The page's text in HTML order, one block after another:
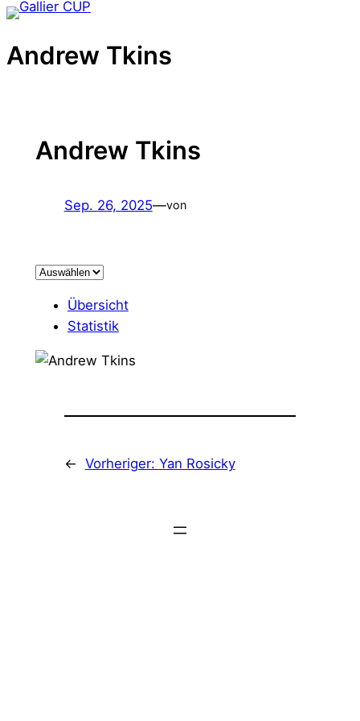
Zum
springen
Andrew Tkins
Andrew Tkins
Sep. 26, 2025—von
Übersicht
Statistik
← Vorheriger: Yan Rosicky